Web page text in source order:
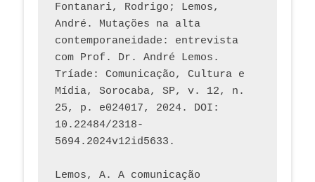
Fontanari, Rodrigo; Lemos,
André. Mutações na alta
contemporaneidade: entrevista
com Prof. Dr. André Lemos.
Tríade: Comunicação, Cultura e
Mídia, Sorocaba, SP, v. 12, n.
25, p. e024017, 2024. DOI:
10.22484/2318-
5694.2024v12id5633.
Lemos, A. A comunicação